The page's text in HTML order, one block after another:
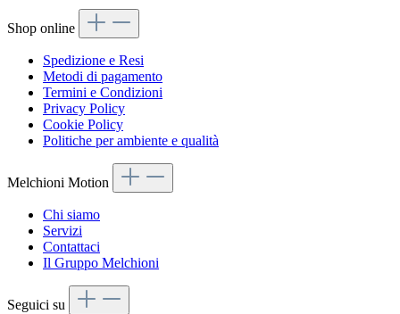
Shop online
Spedizione e Resi
Metodi di pagamento
Termini e Condizioni
Privacy Policy
Cookie Policy
Politiche per ambiente e qualità
Melchioni Motion
Chi siamo
Servizi
Contattaci
Il Gruppo Melchioni
Seguici su